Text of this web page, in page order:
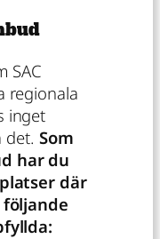
SAC
regionala
inget
det. Som
har du
där